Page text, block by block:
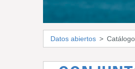
Datos abiertos